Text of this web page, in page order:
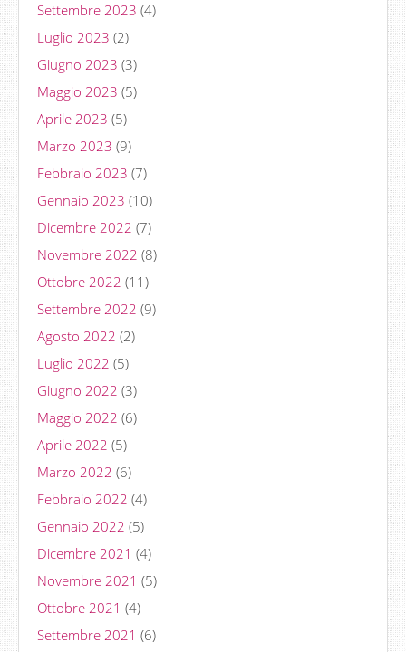
Settembre 2023 (4)
Luglio 2023 (2)
Giugno 2023 (3)
Maggio 2023 (5)
Aprile 2023 (5)
Marzo 2023 (9)
Febbraio 2023 (7)
Gennaio 2023 (10)
Dicembre 2022 (7)
Novembre 2022 (8)
Ottobre 2022 (11)
Settembre 2022 (9)
Agosto 2022 (2)
Luglio 2022 (5)
Giugno 2022 (3)
Maggio 2022 (6)
Aprile 2022 (5)
Marzo 2022 (6)
Febbraio 2022 (4)
Gennaio 2022 (5)
Dicembre 2021 (4)
Novembre 2021 (5)
Ottobre 2021 (4)
Settembre 2021 (6)